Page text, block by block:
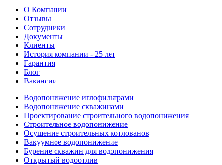
О Компании
Отзывы
Сотрудники
Документы
Клиенты
История компании - 25 лет
Гарантия
Блог
Вакансии
Водопонижение иглофильтрами
Водопонижение скважинами
Проектирование строительного водопонижения
Строительное водопонижение
Осушение строительных котлованов
Вакуумное водопонижение
Бурение скважин для водопонижения
Открытый водоотлив